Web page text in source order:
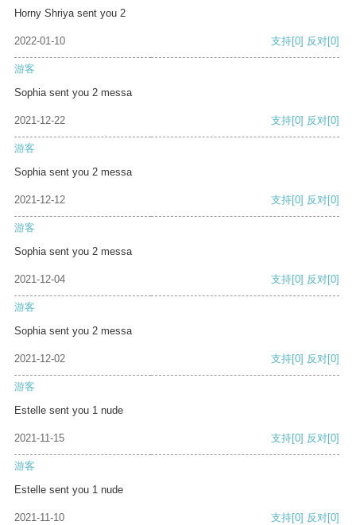
Horny Shriya sent you 2
2022-01-10 支持[0] 反对[0]
游客
Sophia sent you 2 messa
2021-12-22 支持[0] 反对[0]
游客
Sophia sent you 2 messa
2021-12-12 支持[0] 反对[0]
游客
Sophia sent you 2 messa
2021-12-04 支持[0] 反对[0]
游客
Sophia sent you 2 messa
2021-12-02 支持[0] 反对[0]
游客
Estelle sent you 1 nude
2021-11-15 支持[0] 反对[0]
游客
Estelle sent you 1 nude
2021-11-10 支持[0] 反对[0]